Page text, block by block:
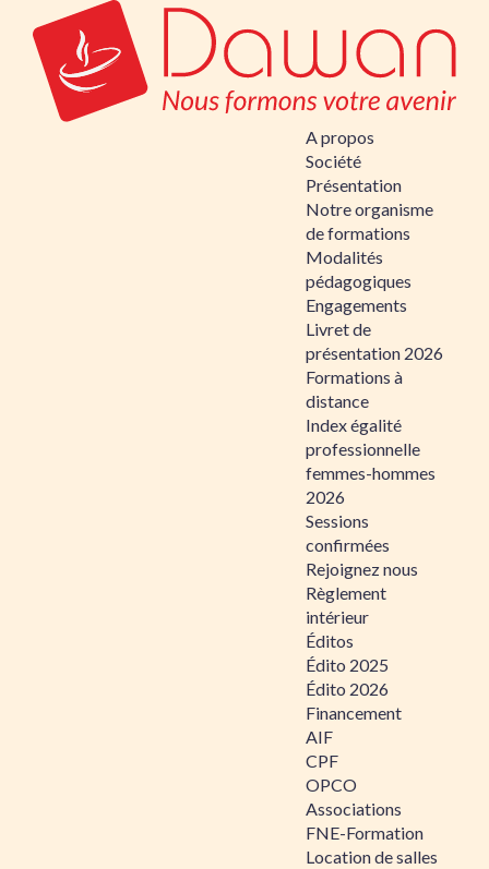
A propos
Société
Présentation
Notre organisme
de formations
Modalités
pédagogiques
Engagements
Livret de
présentation 2026
Formations à
distance
Index égalité
professionnelle
femmes-hommes
2026
Sessions
confirmées
Rejoignez nous
Règlement
intérieur
Éditos
Édito 2025
Édito 2026
Financement
AIF
CPF
OPCO
Associations
FNE-Formation
Location de salles